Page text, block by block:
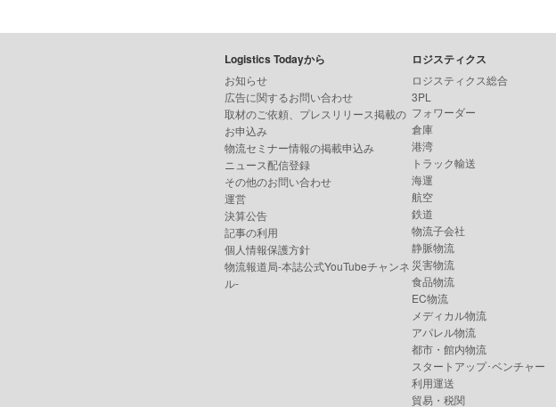
Logistics Todayから
お知らせ
広告に関するお問い合わせ
取材のご依頼、プレスリリース掲載の
お申込み
物流セミナー情報の掲載申込み
ニュース配信登録
その他のお問い合わせ
運営
決算公告
記事の利用
個人情報保護方針
物流報道局-本誌公式YouTubeチャンネ
ル-
ロジスティクス
ロジスティクス総合
3PL
フォワーダー
倉庫
港湾
トラック輸送
海運
航空
鉄道
物流子会社
静脈物流
災害物流
食品物流
EC物流
メディカル物流
アパレル物流
都市・館内物流
スタートアップ･ベンチャー
利用運送
貿易・税関